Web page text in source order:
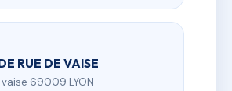
RUE DE VAISE
69009 LYON